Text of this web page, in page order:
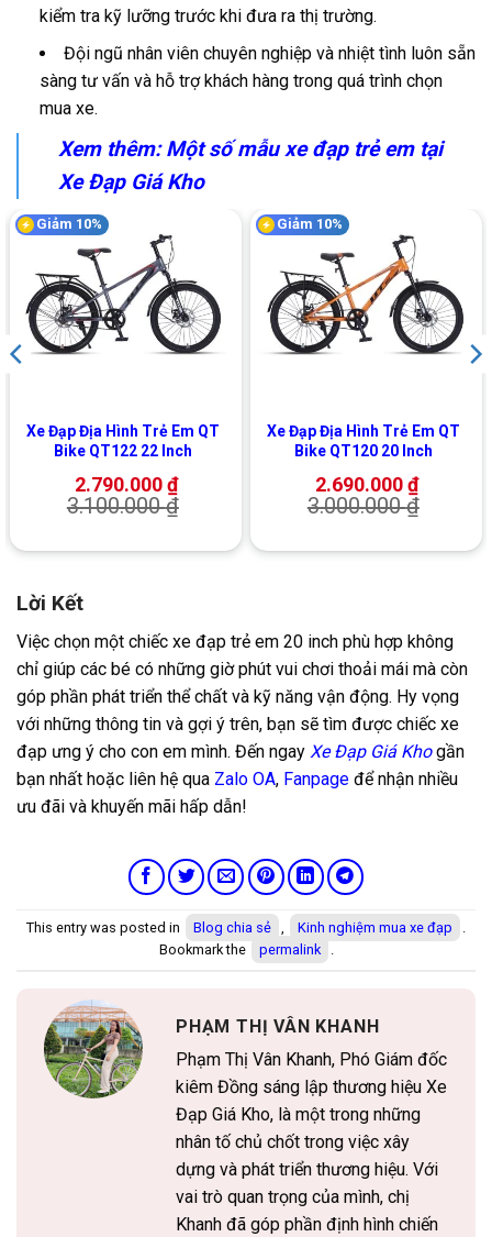
kiểm tra kỹ lưỡng trước khi đưa ra thị trường.
Đội ngũ nhân viên chuyên nghiệp và nhiệt tình luôn sẵn
sàng tư vấn và hỗ trợ khách hàng trong quá trình chọn
mua xe.
Xem thêm: Một số mẫu xe đạp trẻ em tại
Xe Đạp Giá Kho
Giảm 10%
Xe Đạp Địa Hình Trẻ Em QT
Bike QT122 22 Inch
2.790.000₫
3.100.000₫
Giảm 10%
Xe Đạp Địa Hình Trẻ Em QT
Bike QT120 20 Inch
2.690.000₫
3.000.000₫
Lời Kết
Việc chọn một chiếc xe đạp trẻ em 20 inch phù hợp không
chỉ giúp các bé có những giờ phút vui chơi thoải mái mà còn
góp phần phát triển thể chất và kỹ năng vận động. Hy vọng
với những thông tin và gợi ý trên, bạn sẽ tìm được chiếc xe
đạp ưng ý cho con em mình. Đến ngay Xe Đạp Giá Khogần
bạn nhất hoặc liên hệ qua Zalo OA, Fanpage để nhận nhiều
ưu đãi và khuyến mãi hấp dẫn!
This entry was posted in Blog chia sẻ , Kinh nghiệm mua xe đạp
.
Bookmark the
permalink .
PHẠM THỊ VÂN KHANH
Phạm Thị Vân Khanh, Phó Giám đốc
kiêm Đồng sáng lập thương hiệu Xe
Đạp Giá Kho, là một trong những
nhân tố chủ chốt trong việc xây
dựng và phát triển thương hiệu. Với
vai trò quan trọng của mình, chị
Khanh đã góp phần định hình chiến